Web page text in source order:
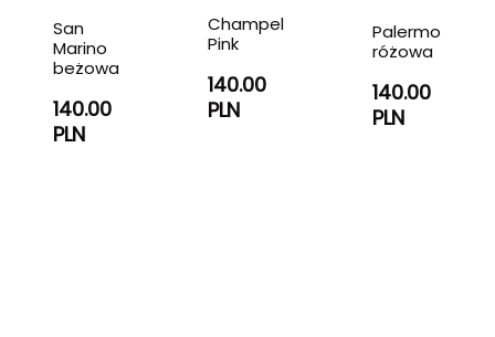
San
Marino
beżowa
140.00
PLN
Champel
Pink
140.00
PLN
Palermo
różowa
140.00
PLN